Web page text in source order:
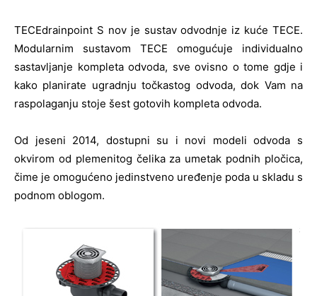
TECEdrainpoint S nov je sustav odvodnje iz kuće TECE.
Modularnim sustavom TECE omogućuje individualno
sastavljanje kompleta odvoda, sve ovisno o tome gdje i
kako planirate ugradnju točkastog odvoda, dok Vam na
raspolaganju stoje šest gotovih kompleta odvoda.
Od jeseni 2014, dostupni su i novi modeli odvoda s
okvirom od plemenitog čelika za umetak podnih pločica,
čime je omogućeno jedinstveno uređenje poda u skladu s
podnom oblogom.